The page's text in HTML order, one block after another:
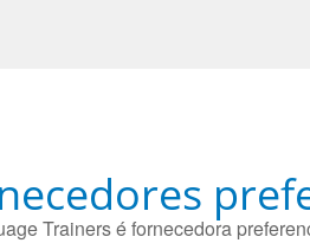
Trainers é fornecedora